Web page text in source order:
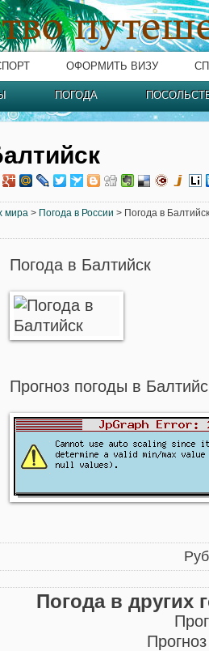
ОФОРМИТЬ ВИЗУ
ПОГОДА
мира > Погода в России > Погода в
Погода в Балтийск
Прогноз погоды в
Погода в других